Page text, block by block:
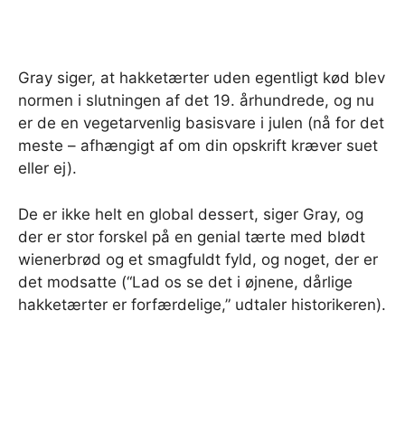
Gray siger, at hakketærter uden egentligt kød blev
normen i slutningen af ​​det 19. århundrede, og nu
er de en vegetarvenlig basisvare i julen (nå for det
meste – afhængigt af om din opskrift kræver suet
eller ej).
De er ikke helt en global dessert, siger Gray, og
der er stor forskel på en genial tærte med blødt
wienerbrød og et smagfuldt fyld, og noget, der er
det modsatte (“Lad os se det i øjnene, dårlige
hakketærter er forfærdelige,” udtaler historikeren).